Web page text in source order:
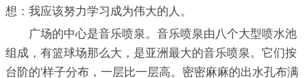
想：我应该努力学习成为伟大的人。
广场的中心是音乐喷泉。音乐喷泉由八个大型喷水池
组成，有篮球场那么大，是亚洲最大的音乐喷泉。它们按
台阶的'样子分布，一层比一层高。密密麻麻的出水孔布满